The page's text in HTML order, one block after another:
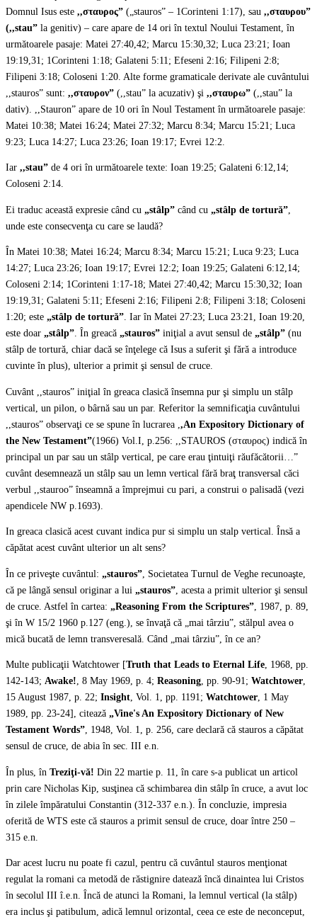
Domnul Isus este ,,σταυρος” („stauros” – 1Corinteni 1:17), sau ,,σταυρου”
(,,stau” la genitiv) – care apare de 14 ori în textul Noului Testament, în
următoarele pasaje: Matei 27:40,42; Marcu 15:30,32; Luca 23:21; Ioan
19:19,31; 1Corinteni 1:18; Galateni 5:11; Efeseni 2:16; Filipeni 2:8;
Filipeni 3:18; Coloseni 1:20. Alte forme gramaticale derivate ale cuvântului
,,stauros” sunt: ,,σταυρον” (,,stau” la acuzativ) şi ,,σταυρω” (,,stau” la
dativ). ,,Stauron” apare de 10 ori în Noul Testament în următoarele pasaje:
Matei 10:38; Matei 16:24; Matei 27:32; Marcu 8:34; Marcu 15:21; Luca
9:23; Luca 14:27; Luca 23:26; Ioan 19:17; Evrei 12:2.
Iar ,,stau” de 4 ori în următoarele texte: Ioan 19:25; Galateni 6:12,14;
Coloseni 2:14.
Ei traduc această expresie când cu „stâlp” când cu „stâlp de tortură”
unde este consecvenţa cu care se laudă?
În Matei 10:38; Matei 16:24; Marcu 8:34; Marcu 15:21; Luca 9:23; Luca
14:27; Luca 23:26; Ioan 19:17; Evrei 12:2; Ioan 19:25; Galateni 6:12,14;
Coloseni 2:14; 1Corinteni 1:17-18; Matei 27:40,42; Marcu 15:30,32; Ioan
19:19,31; Galateni 5:11; Efeseni 2:16; Filipeni 2:8; Filipeni 3:18; Coloseni
1:20; este „stâlp de tortură”. Iar în Matei 27:23; Luca 23:21, Ioan 19:20,
este doar „stâlp”. În greacă „stauros” iniţial a avut sensul de „stâlp” (nu
stâlp de tortură, chiar dacă se înţelege că Isus a suferit şi fără a introduce
cuvinte în plus), ulterior a primit şi sensul de cruce.
Cuvânt ,,stauros” iniţial în greaca clasică însemna pur şi simplu un stâlp
vertical, un pilon, o bârnă sau un par. Referitor la semnificaţia cuvântului
,,stauros” observaţi ce se spune în lucrarea , ,An Expository Dictionary of
the New Testament”(1966) Vol.I, p.256: ,,STAUROS (σταυρος) indică în
principal un par sau un stâlp vertical, pe care erau ţintuiţi răufăcătorii…”
cuvânt desemnează un stâlp sau un lemn vertical fără braţ transversal căci
verbul ,,stauroo” înseamnă a împrejmui cu pari, a construi o palisadă (vezi
apendicele NW p.1693).
In greaca clasică acest cuvant indica pur si simplu un stalp vertical. Însă a
căpătat acest cuvânt ulterior un alt sens?
În ce priveşte cuvântul: „stauros” , Societatea Turnul de Veghe recunoaşte,
că pe lângă sensul originar a lui „stauros” , acesta a primit ulterior şi sensul
de cruce. Astfel în cartea: „Reasoning From the Scriptures” , 1987, p. 89,
şi în W 15/2 1960 p.127 (eng.), se învaţă că „mai târziu”, stălpul avea o
mică bucată de lemn transveresală. Când „mai târziu”, în ce an?
Multe publicaţii Watchtower [Truth that Leads to Eternal Life, 1968, pp.
142-143; Awake!, 8 May 1969, p. 4; Reasoning, pp. 90-91; Watchtower,
15 August 1987, p. 22; Insight, Vol. 1, pp. 1191; Watchtower, 1 May
1989, pp. 23-24], citează „Vine's An Expository Dictionary of New
Testament Words”, 1948, Vol. 1, p. 256, care declară că stauros a căpătat
sensul de cruce, de abia în sec. III e.n.
În plus, în Treziţi-vă! Din 22 martie p. 11, în care s-a publicat un articol
prin care Nicholas Kip, susţinea că schimbarea din stâlp în cruce, a avut loc
în zilele împăratului Constantin (312-337 e.n.). În concluzie, impresia
oferită de WTS este că stauros a primit sensul de cruce, doar între 250 –
315 e.n.
Dar acest lucru nu poate fi cazul, pentru că cuvântul stauros menţionat
regulat la romani ca metodă de răstignire datează încă dinaintea lui Cristos
în secolul III î.e.n. Încă de atunci la Romani, la lemnul vertical (la stâlp)
era inclus şi patibulum, adică lemnul orizontal, ceea ce este de neconceput,